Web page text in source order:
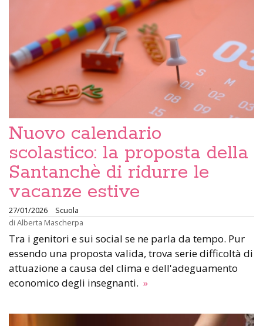
Nuovo calendario
scolastico: la proposta della
Santanchè di ridurre le
vacanze estive
27/01/2026
Scuola
di Alberta Mascherpa
Tra i genitori e sui social se ne parla da tempo. Pur
essendo una proposta valida, trova serie difficoltà di
attuazione a causa del clima e dell'adeguamento
economico degli insegnanti. »